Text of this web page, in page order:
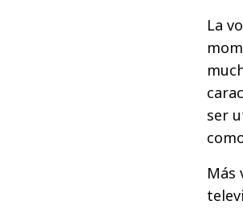
La
ser
Más